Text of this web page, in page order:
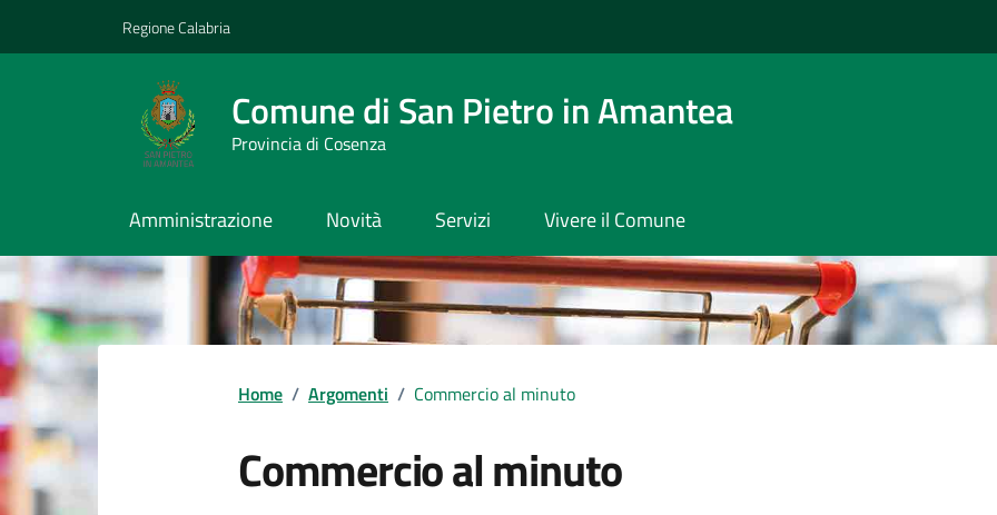
Regione Calabria
Comune di San Pietro in Amantea
Provincia di Cosenza
Amministrazione Novità Servizi Vivere il Comune
Home / Argomenti / Commercio al minuto
Commercio al minuto